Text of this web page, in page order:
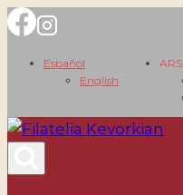
Saltar
contenido
Español
English
ARS